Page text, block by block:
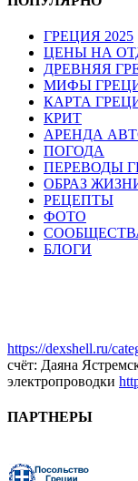
ГРЕЦИЯ 2025
ЦЕНЫ НА
ДРЕВНЯЯ
МИФЫ
КАРТА
КРИТ
АРЕНДА
ПОГОДА
ПЕРЕВОДЫ
ОБРАЗ
РЕЦЕПТЫ
ФОТО
БЛОГИ
https://dexshell.ru/
счёт: Даяна
электропроводки
ПАРТНЕРЫ